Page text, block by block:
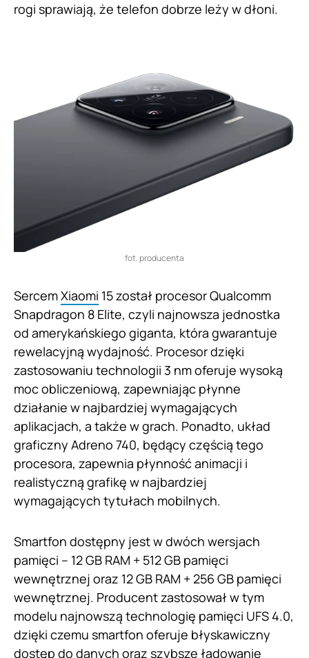
rogi sprawiają, że telefon dobrze leży w dłoni.
fot. producenta
SercemXiaomi 15 został procesor Qualcomm
Snapdragon 8 Elite, czyli najnowsza jednostka
od amerykańskiego giganta, która gwarantuje
rewelacyjną wydajność. Procesor dzięki
zastosowaniu technologii 3 nm oferuje wysoką
moc obliczeniową, zapewniając płynne
działanie w najbardziej wymagających
aplikacjach, a także w grach. Ponadto, układ
graficzny Adreno 740, będący częścią tego
procesora, zapewnia płynność animacji i
realistyczną grafikę w najbardziej
wymagających tytułach mobilnych.
Smartfon dostępny jest w dwóch wersjach
pamięci – 12 GB RAM + 512 GB pamięci
wewnętrznej oraz 12 GB RAM + 256 GB pamięci
wewnętrznej. Producent zastosował w tym
modelu najnowszą technologię pamięci UFS 4.0,
dzięki czemu smartfon oferuje błyskawiczny
dostęp do danych oraz szybsze ładowanie